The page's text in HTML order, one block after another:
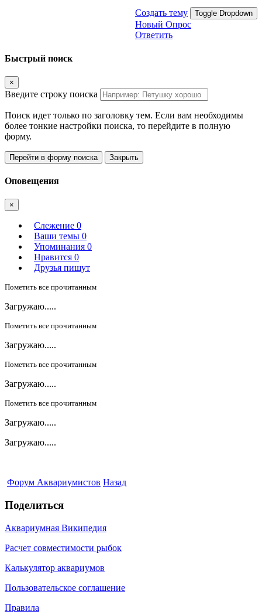
Создать тему Toggle Dropdown
Новый Опрос
Ответить
Быстрый поиск
×
Введите строку поиска
Поиск идет только по заголовку тем. Если вам необходимы
более тонкие настройки поиска, то перейдите в полную
форму.
Перейти в форму поиска Закрыть
Оповещения
×
Слежение 0
Ваши темы 0
Упоминания 0
Нравится 0
Друзья пишут
Пометить все прочитанным
Загружаю.....
Пометить все прочитанным
Загружаю.....
Пометить все прочитанным
Загружаю.....
Пометить все прочитанным
Загружаю.....
Загружаю.....
Форум Аквариумистов Назад
Поделиться
Аквариумная Википедия
Расчет совместимости рыбок
Калькулятор аквариумов
Пользовательское соглашение
Правила